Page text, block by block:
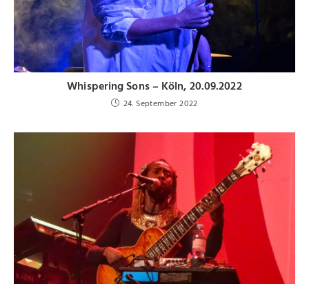
Whispering Sons – Köln, 20.09.2022
24. September 2022